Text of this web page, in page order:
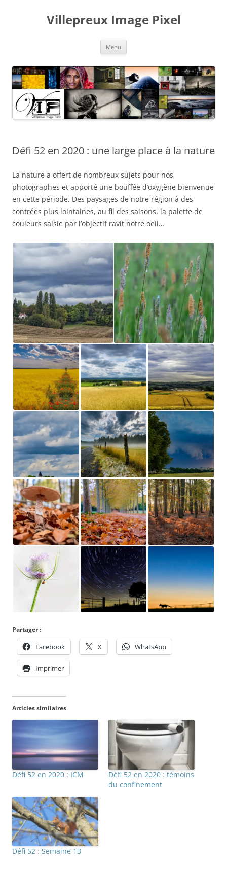
Villepreux Image Pixel
Menu
Défi 52 en 2020 : une large place à la nature
La nature a offert de nombreux sujets pour nos
photographes et apporté une bouffée d’oxygène bienvenue
en cette période. Des paysages de notre région à des
contrées plus lointaines, au fil des saisons, la palette de
couleurs saisie par l’objectif ravit notre oeil…
Partager :
Facebook X WhatsApp
Imprimer
Articles similaires
Défi 52 en 2020 : ICM
Défi 52 en 2020 : témoins
du confinement
Défi 52 : Semaine 13